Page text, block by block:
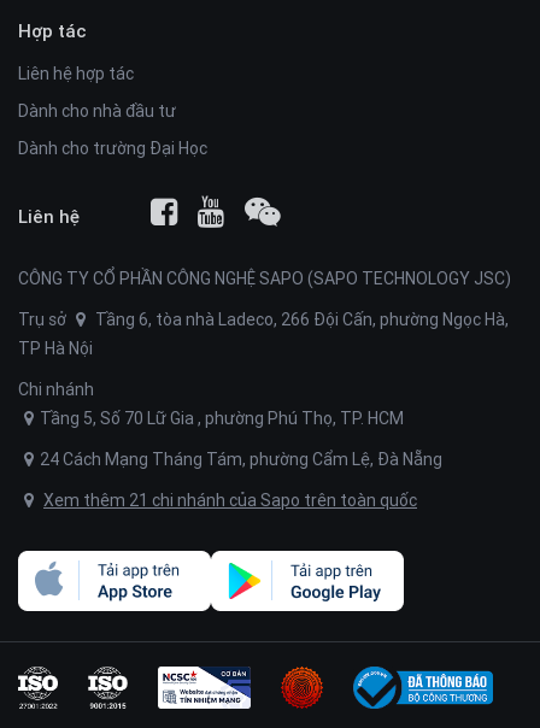
Hợp tác
Liên hệ hợp tác
Dành cho nhà đầu tư
Dành cho trường Đại Học
Liên hệ
CÔNG TY CỔ PHẦN CÔNG NGHỆ SAPO (SAPO TECHNOLOGY JSC)
Trụ sở
Tầng 6, tòa nhà Ladeco, 266 Đội Cấn, phường Ngọc Hà,
TP Hà Nội
Chi nhánh
Tầng 5, Số 70 Lữ Gia , phường Phú Thọ, TP. HCM
24 Cách Mạng Tháng Tám, phường Cẩm Lệ, Đà Nẵng
Xem thêm 21 chi nhánh của Sapo trên toàn quốc